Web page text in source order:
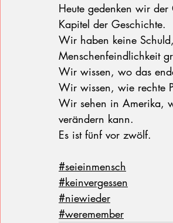
Heute gedenken wir
Kapitel der Geschichte.
Wir haben keine
Menschenfeindlichkeit
Wir wissen, wo das
Wir wissen, wie rechte
Wir sehen in Amerika,
verändern kann.
Es ist fünf vor zwölf.
#seieinmensch
#keinvergessen
#niewieder
#weremember